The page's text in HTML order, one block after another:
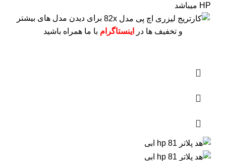
HP میباشد
برای دیدن مدل های بیشتر
و تخفیف ها در
اینستاگرام با ما همراه باشید